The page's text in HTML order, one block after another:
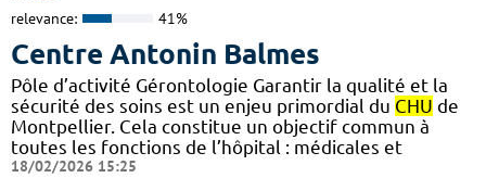
relevance: 41%
Centre Antonin Balmes
Pôle d’activité Gérontologie Garantir la qualité et la
sécurité des soins est un enjeu primordial du CHU de
Montpellier. Cela constitue un objectif commun à
toutes les fonctions de l’hôpital : médicales et
18/02/2026 15:25